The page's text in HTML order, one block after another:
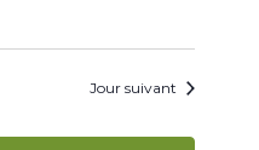
Jour suivant